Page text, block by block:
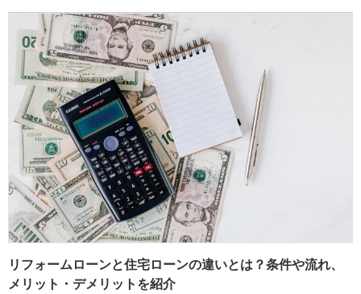
0.457% がん50%保障 3 りそな銀行 りそな住宅ローン （変動金利/
ずーっとお得！全期間型/融資手数料型） 年0.470% 一般団信 4 住信
SBIネット銀行 ネット専用住宅ローン（変動金利/通期引き下げプラ
ン） 年0.440% 全疾病保障 5 三菱UFJ銀行 ネット専用住宅ローン
（変動金利選択プラン） 年0.475% 一般団信 詳しくはこちら 借り
換え： 順位 金融機関 ローン名 金利 団信 1 auじぶん銀行 住宅ロー
ン（変動金利/全期間引下げプラン） 年0.41% がん50%保障 全疾病
保障 2 住信SBIネット銀行 ネット専用住宅ローン（変動金利/通期引
き下げプラン） 年0.428% 全疾病保障 3 りそな銀行 りそな住宅ロー
ン （変動金利/ずーっとお得！全期間型/融資手数料型） 年0.430%
一般団信 4 ソニー銀行 変動セレクト住宅ローン 年0.507% がん50%
保障 5 三菱UFJ銀行 ネット専用住宅ローン（変動金利選択プラン）
年0.475% 一般団信 詳しくはこちら ＜今月の金利情報＞ 今月の
住宅ローン金利情報です。 変動金利はほぼ変わりませんでした。長
期金利の低下を受け、固定金利はやや低下しました。 今後の住宅ロ
ーン金利の見通しについては、モゲチェックでは変動金利が低位安
定し、固定金利は上昇する可能性があるものと予想します。 4月に
リフォームローンと住宅ローンの違いとは？条件や流れ、
メリット・デメリットを紹介